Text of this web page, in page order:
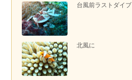
台風前ラストダイブ
北風に